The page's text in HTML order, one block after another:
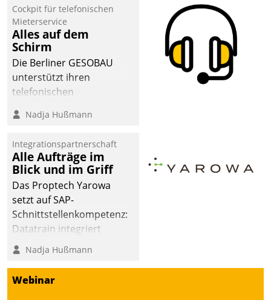
einsehen und ändern
oder
Schadensmeldungen
abgeben – rund um die
Uhr.
Cockpit für telefonischen
Mieterservice
Alles auf dem
Schirm
Die Berliner GESOBAU
unterstützt ihren
telefonischen
digitalen Cockpit, das
passende Fragen und
Schlagworte auswirft.
Eine intuitive
Dialogführung ermöglicht
dem externen
Serviceteam, Anrufe von
Mietenden zügiger und
effizienter zu bearbeiten.
Nadja Hußmann
Integrationspartnerschaft
Alle Aufträge im
Blick und im Griff
Das Proptech Yarowa
setzt auf SAP-
Schnittstellenkompetenz:
Datatrain integriert
Yarowas Portal zur
Vergabe und Verwaltung
von Aufträgen der
operativen
Nadja Hußmann
Webinar